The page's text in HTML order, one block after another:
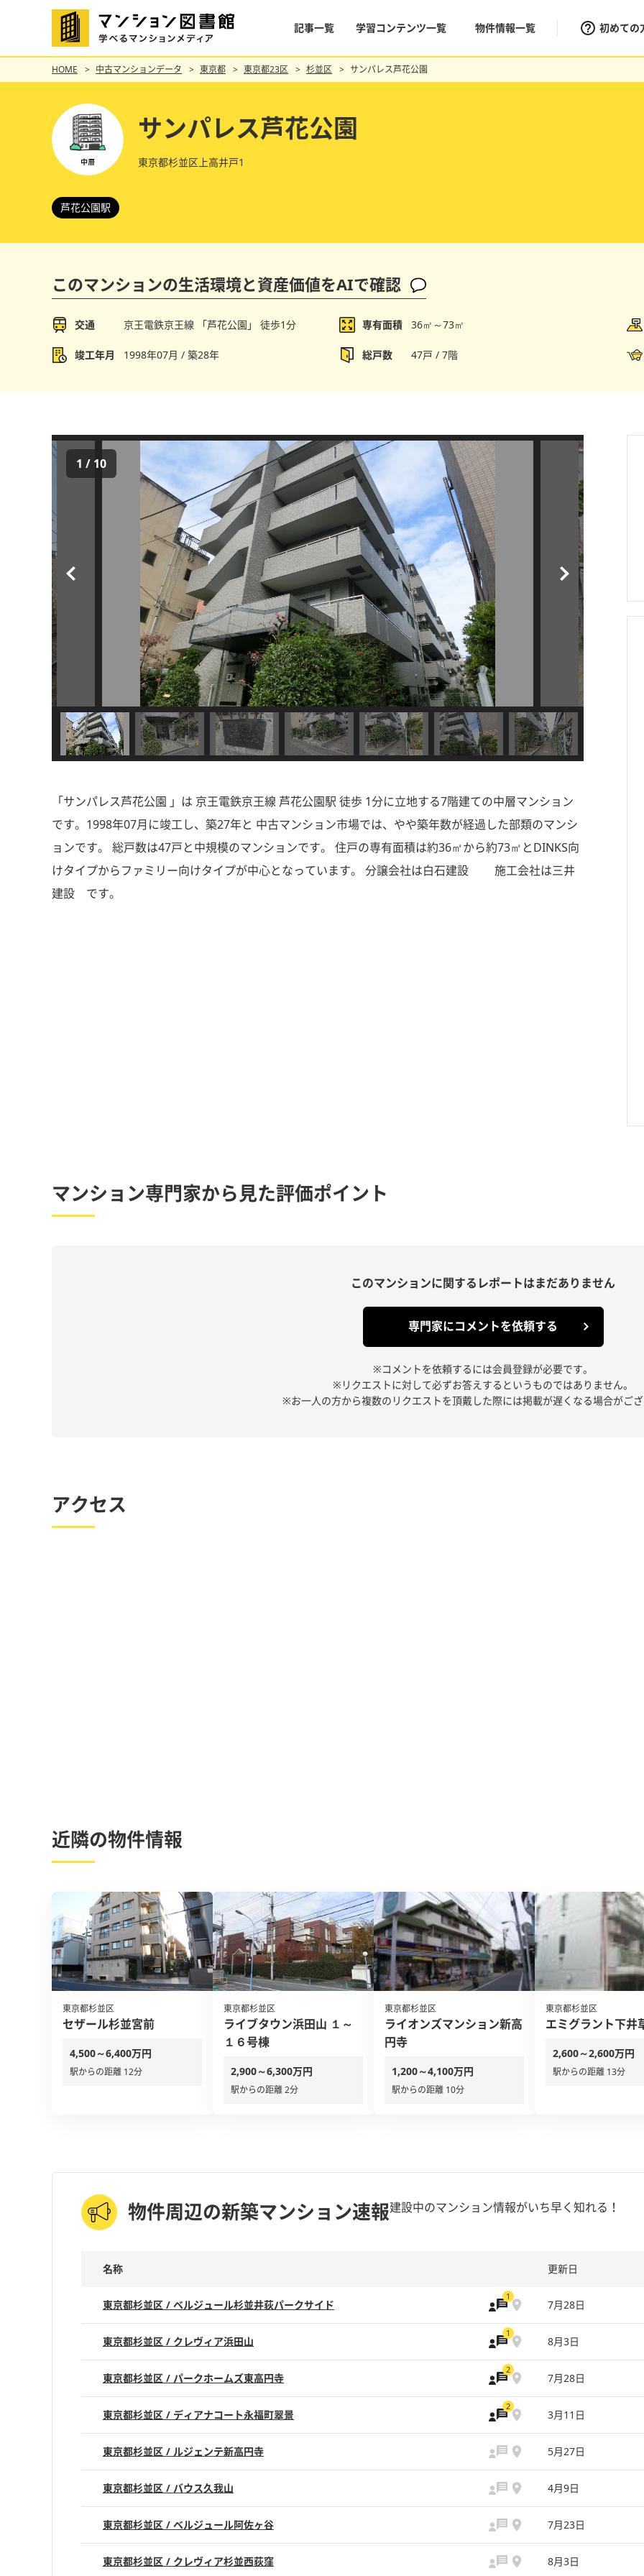
記事一覧 学習コンテンツ一覧 物件情報一覧 初めての
HOME 中古マンションデータ 東京都 東京都23区 杉並区 サンパレス芦花公園
サンパレス芦花公園
東京都杉並区上高井戸1
芦花公園駅
このマンションの生活環境と資産価値をAIで確認
交通 京王電鉄京王線 「芦花公園」 徒歩1分 専有面積 36㎡～73㎡
竣工年月 1998年07月 / 築28年 総戸数 47戸 / 7階
1 / 10
「サンパレス芦花公園 」は 京王電鉄京王線 芦花公園駅 徒歩 1分に立地する7階建ての中層マンション
です。1998年07月に竣工し、築27年と 中古マンション市場では、やや築年数が経過した部類のマンシ
ョンです。 総戸数は47戸と中規模のマンションです。 住戸の専有面積は約36㎡から約73㎡とDINKS向
けタイプからファミリー向けタイプが中心となっています。 分譲会社は白石建設 施工会社は三井
建設 です。
マンション専門家から見た評価ポイント
このマンションに関する レポートはまだありません
専門家にコメントを依頼する
※コメントを依頼するには会員登録が必要です。
※リクエストに対して必ずお答えするというものではありません。
※お一人の方から複数のリクエストを頂戴した際には掲載が遅くなる場合がご
アクセス
近隣の物件情報
東京都杉並区
セザール杉並宮前
4,500～6,400万円
駅からの距離 12分
東京都杉並区
ライブタウン浜田山 １～
１６号棟
2,900～6,300万円
駅からの距離 2分
東京都杉並区
ライオンズマンション新高
円寺
1,200～4,100万円
駅からの距離 10分
東京都杉並区
エミグラント下井
2,600～2,600万円
駅からの距離 13分
物件周辺の新築マンション速報建設中のマンション情報がいち早く知れる！
名称 更新日
東京都杉並区 / ベルジュール杉並井荻パークサイド
1
7月28日
東京都杉並区 / クレヴィア浜田山
1
8月3日
東京都杉並区 / パークホームズ東高円寺
2
7月28日
東京都杉並区 / ディアナコート永福町翠景
2
3月11日
東京都杉並区 / ルジェンテ新高円寺 5月27日
東京都杉並区 / バウス久我山 4月9日
東京都杉並区 / ベルジュール阿佐ヶ谷 7月23日
東京都杉並区 / クレヴィア杉並西荻窪 8月3日